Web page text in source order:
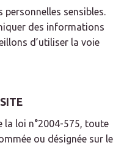
personnelles sensibles.
des informations
d’utiliser la voie
la loi n°2004-575, toute
ou désignée sur le